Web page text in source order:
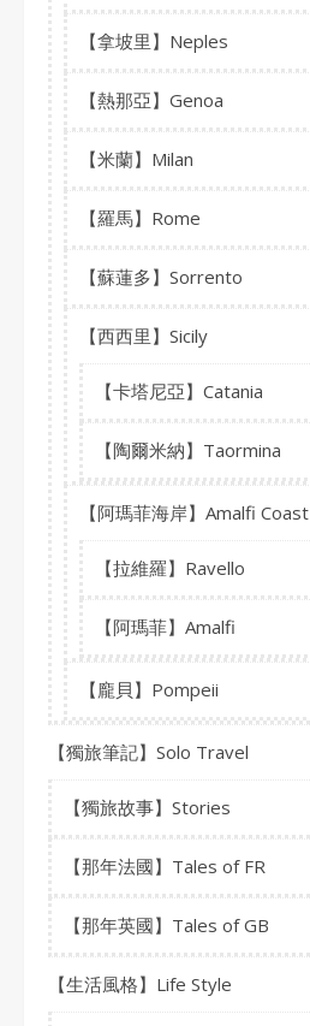
【拿坡里】Neples
【熱那亞】Genoa
【米蘭】Milan
【羅馬】Rome
【蘇蓮多】Sorrento
【西西里】Sicily
【卡塔尼亞】Catania
【陶爾米納】Taormina
【阿瑪菲海岸】Amalfi Coast
【拉維羅】Ravello
【阿瑪菲】Amalfi
【龐貝】Pompeii
【獨旅筆記】Solo Travel
【獨旅故事】Stories
【那年法國】Tales of FR
【那年英國】Tales of GB
【生活風格】Life Style